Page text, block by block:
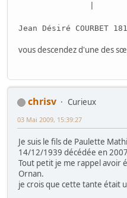
| -
o
Jean Désiré
vous descendez d'une des
chrisv
Curieux
03 Mai 2009, 15:39:27
Je suis le fils de Paulette
14/12/1939 décédée en
Tout petit je me rappel avoir
Ornan.
je crois que cette tante était